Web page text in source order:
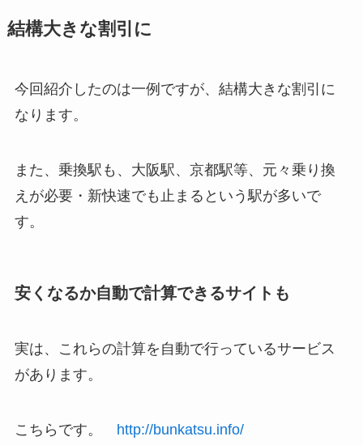
結構大きな割引に
今回紹介したのは一例ですが、結構大きな割引に
なります。
また、乗換駅も、大阪駅、京都駅等、元々乗り換
えが必要・新快速でも止まるという駅が多いで
す。
安くなるか自動で計算できるサイトも
実は、これらの計算を自動で行っているサービス
があります。
こちらです。 http://bunkatsu.info/